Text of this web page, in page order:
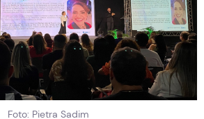
Foto: Pietra Sadim